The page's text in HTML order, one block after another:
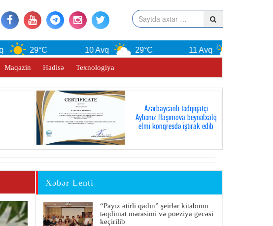
29°C 29°C 29°C
Maqazin Hadisə Texnologiya
Azərbaycanlı tədqiqatçı
Aybəniz Haşımova beynəlxalq
elmi konqresdə iştirak edib
Xəbər Lenti
“Payız ətirli qadın” şeirlər kitabının
təqdimat mərasimi və poeziya gecəsi
keçirilib